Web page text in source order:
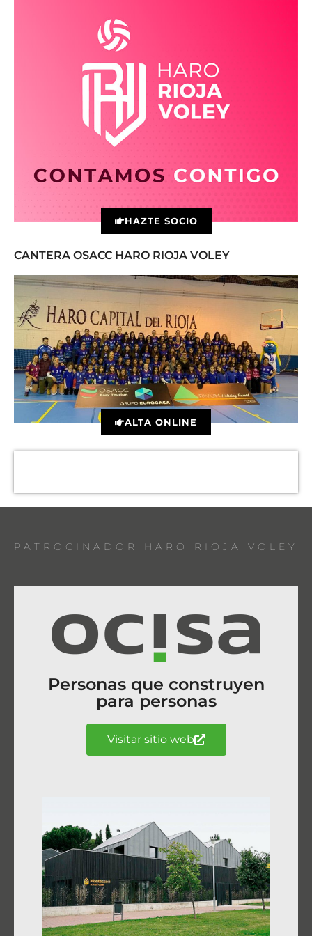
HAZTE SOCIO
CANTERA OSACC HARO RIOJA VOLEY
ALTA ONLINE
PATROCINADOR HARO RIOJA VOLEY
Personas que construyen
para personas
Visitar sitio web